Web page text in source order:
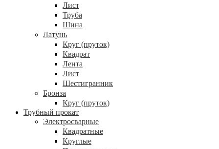
Лист
Труба
Шина
Латунь
Круг (пруток)
Квадрат
Лента
Лист
Шестигранник
Бронза
Круг (пруток)
Трубный прокат
Электросварные
Квадратные
Круглые